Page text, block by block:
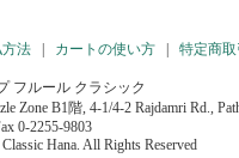
方法 カートの使い方 特定商
フルール クラシック
Zone B1階, 4-1/4-2 Rajdamri Rd.,
0-2255-9803
Hana. All Rights Reserved